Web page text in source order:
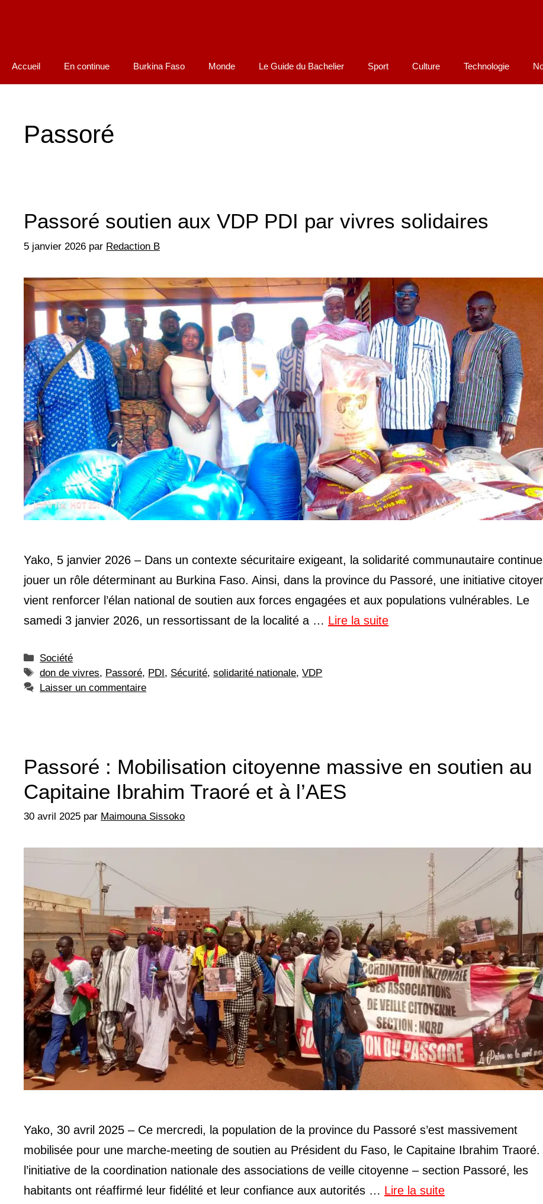
Accueil En continue Burkina Faso Monde Le Guide du Bachelier Sport Culture Technologie
Passoré
Passoré soutien aux VDP PDI par vivres solidaires
5 janvier 2026 par Redaction B
Yako, 5 janvier 2026 – Dans un contexte sécuritaire exigeant, la solidarité communautaire
jouer un rôle déterminant au Burkina Faso. Ainsi, dans la province du Passoré, une initiative
vient renforcer l’élan national de soutien aux forces engagées et aux populations vulnérables. Le
samedi 3 janvier 2026, un ressortissant de la localité a … Lire la suite
Catégories
Société
Étiquettes
don de vivres, Passoré, PDI, Sécurité,solidarité nationale,VDP
Laisser un commentaire
Passoré : Mobilisation citoyenne massive en soutien au
Capitaine Ibrahim Traoré et à l’AES
30 avril 2025 par Maimouna Sissoko
Yako, 30 avril 2025 – Ce mercredi, la population de la province du Passoré s’est massivement
mobilisée pour une marche-meeting de soutien au Président du Faso, le Capitaine Ibrahim Traoré.
l’initiative de la coordination nationale des associations de veille citoyenne – section Passoré, les
habitants ont réaffirmé leur fidélité et leur confiance aux autorités … Lire la suite